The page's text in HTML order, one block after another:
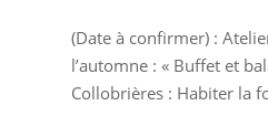
(Date à confirmer) :
l’automne : « Buffet et
Collobrières : Habiter la